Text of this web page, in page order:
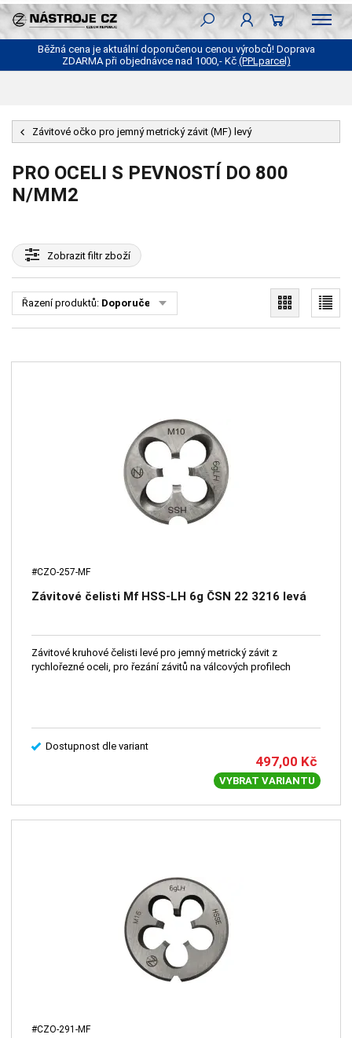
Běžná cena je aktuální doporučenou cenou výrobců! Doprava
ZDARMA při objednávce nad 1000,- Kč (PPLparcel)
Závitové očko pro jemný metrický závit (MF) levý
PRO OCELI S PEVNOSTÍ DO 800
N/MM2
Zobrazitfiltr zboží
Řazení produktů: Doporučené
#CZO-257-MF
Závitové čelisti Mf HSS-LH 6g ČSN 22 3216 levá
Závitové kruhové čelisti levé pro jemný metrický závit z
rychlořezné oceli, pro řezání závitů na válcových profilech
Dostupnost dle variant
497,00 Kč
VYBRAT VARIANTU
#CZO-291-MF